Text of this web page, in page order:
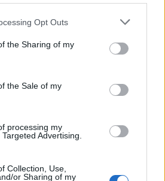
Opt Outs
the Sharing of my
the Sale of my
processing my
Advertising.
Collection, Use,
or Sharing of my
elmúlt 2 év napon belüli